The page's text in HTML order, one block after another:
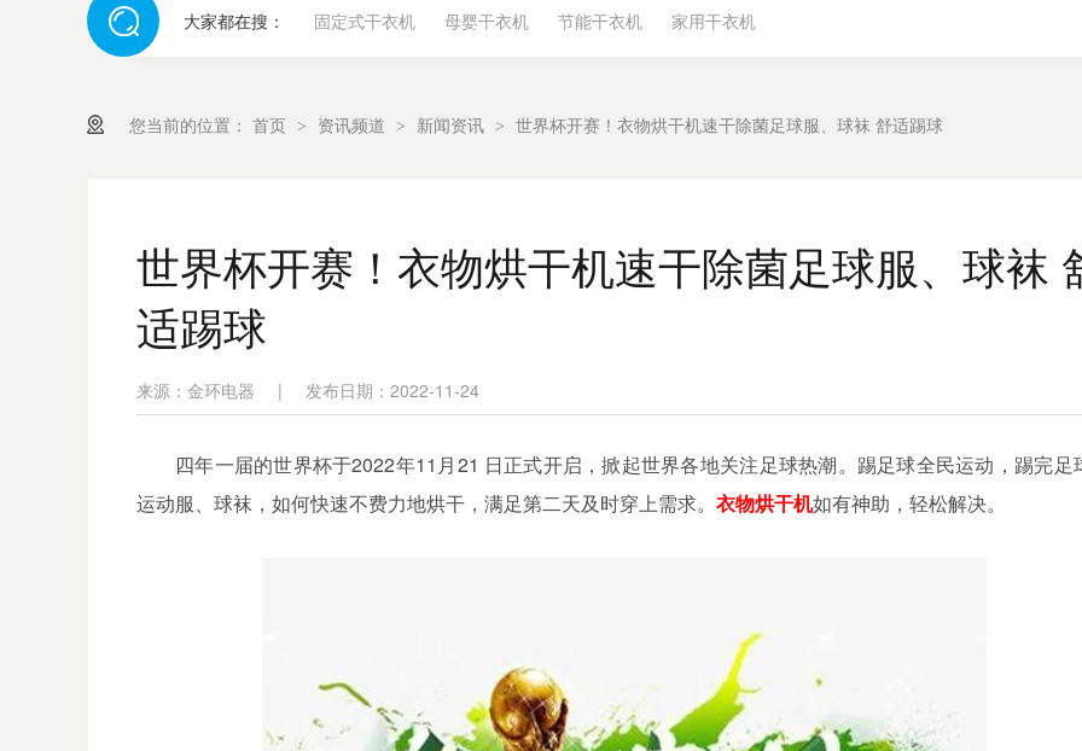
大家都在搜： 固定式干衣机 母婴干衣机 节能干衣机 家用干衣机
您当前的位置： 首页 > 资讯频道 > 新闻资讯 > 世界杯开赛！衣物烘干机速干除菌足球服、球袜 舒适踢球
世界杯开赛！衣物烘干机速干除菌足球服、球袜
适踢球
来源：金环电器 | 发布日期：2022-11-24
四年一届的世界杯于2022年11 月21 日正式开启，掀起世界各地关注足球热潮。踢足球全民运动，踢完足
运动服、球袜，如何快速不费力地烘干，满足第二天及时穿上需求。 衣物烘干机如有神助，轻松解决。